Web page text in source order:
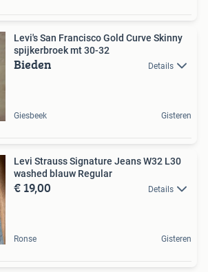
Levi's San Francisco Gold Curve Skinny
spijkerbroek mt 30-32
Bieden Details
Giesbeek Gisteren
Levi Strauss Signature Jeans W32 L30
washed blauw Regular
€ 19,00 Details
Ronse Gisteren